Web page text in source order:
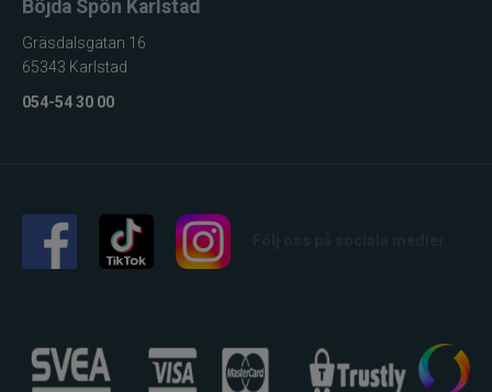
Böjda Spön Karlstad
Gräsdalsgatan 16
65343 Karlstad
054-54 30 00